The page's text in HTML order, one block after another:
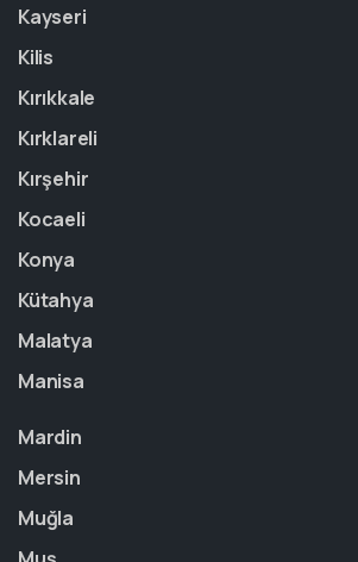
Kayseri
Kilis
Kırıkkale
Kırklareli
Kırşehir
Kocaeli
Konya
Kütahya
Malatya
Manisa
Mardin
Mersin
Muğla